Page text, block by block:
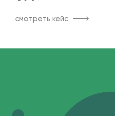
смотреть кейс